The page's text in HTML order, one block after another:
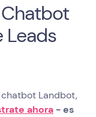
Leads
Landbot,
ahora - es